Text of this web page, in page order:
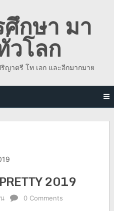
กษา มา
วโลก
าตรี โท เอก และอีกมากมาย
2019
0 Comments